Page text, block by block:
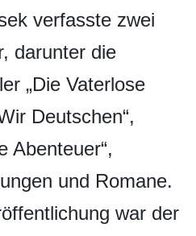
verfasste zwei
darunter die
„Die Vaterlose
Deutschen“,
Abenteuer“,
und Romane.
war der